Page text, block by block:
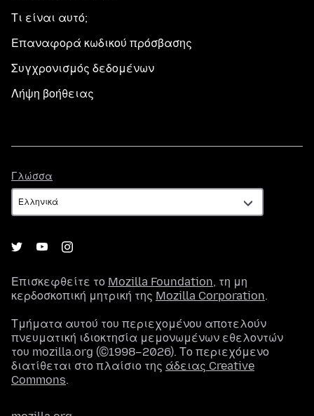
Τι είναι αυτό;
Επαναφορά κωδικού πρόσβασης
Συγχρονισμός δεδομένων
Λήψη βοήθειας
Γλώσσα
Επισκεφθείτε το Mozilla Foundation, τη μη
κερδοσκοπική μητρική της Mozilla Corporation.
Τμήματα αυτού του περιεχομένου αποτελούν
πνευματική ιδιοκτησία μεμονωμένων εθελοντών
του mozilla.org (©1998–2026). Το περιεχόμενο
διατίθεται στο πλαίσιο της άδειας Creative
Commons.